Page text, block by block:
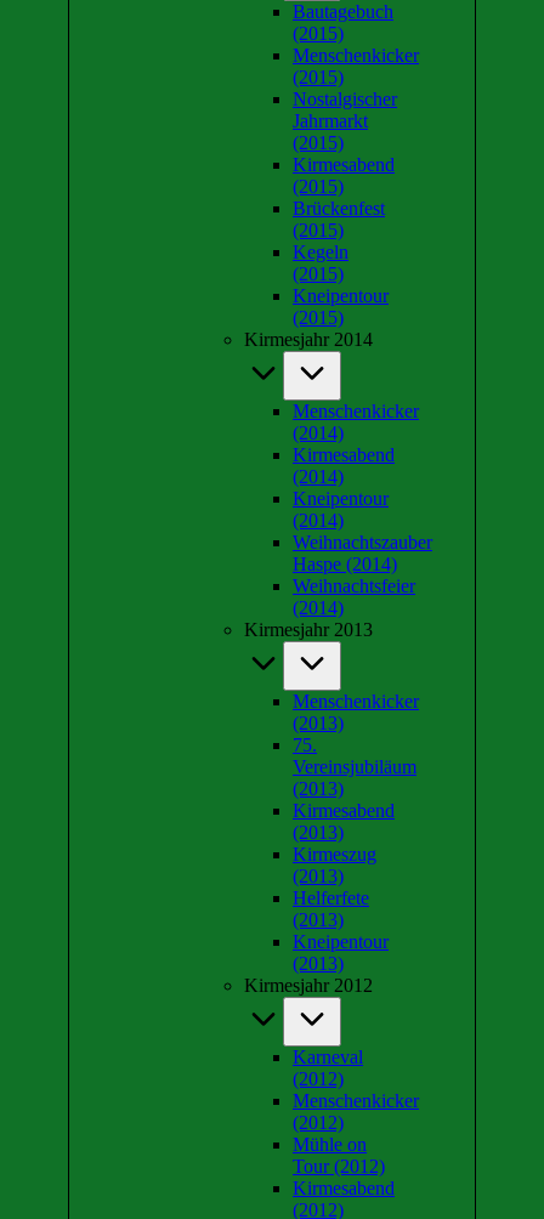
Bautagebuch
(2015)
Menschenkicker
(2015)
Nostalgischer
Jahrmarkt
(2015)
Kirmesabend
(2015)
Brückenfest
(2015)
Kegeln
(2015)
Kneipentour
(2015)
Kirmesjahr 2014
Menschenkicker
(2014)
Kirmesabend
(2014)
Kneipentour
(2014)
Weihnachtszauber
Haspe (2014)
Weihnachtsfeier
(2014)
Kirmesjahr 2013
Menschenkicker
(2013)
75.
Vereinsjubiläum
(2013)
Kirmesabend
(2013)
Kirmeszug
(2013)
Helferfete
(2013)
Kneipentour
(2013)
Kirmesjahr 2012
Karneval
(2012)
Menschenkicker
(2012)
Mühle on
Tour (2012)
Kirmesabend
(2012)